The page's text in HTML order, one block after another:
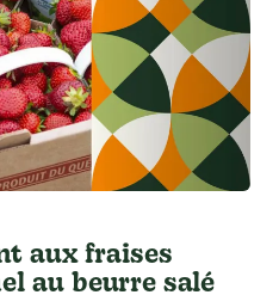
aux fraises
au beurre salé